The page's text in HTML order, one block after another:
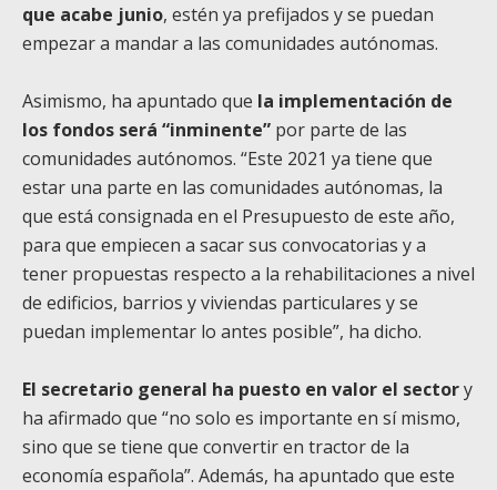
que acabe junio, estén ya prefijados y se puedan
empezar a mandar a las comunidades autónomas.
Asimismo, ha apuntado que la implementación de
los fondos será “inminente” por parte de las
comunidades autónomos. “Este 2021 ya tiene que
estar una parte en las comunidades autónomas, la
que está consignada en el Presupuesto de este año,
para que empiecen a sacar sus convocatorias y a
tener propuestas respecto a la rehabilitaciones a nivel
de edificios, barrios y viviendas particulares y se
puedan implementar lo antes posible”, ha dicho.
El secretario general ha puesto en valor el sectory
ha afirmado que “no solo es importante en sí mismo,
sino que se tiene que convertir en tractor de la
economía española”. Además, ha apuntado que este